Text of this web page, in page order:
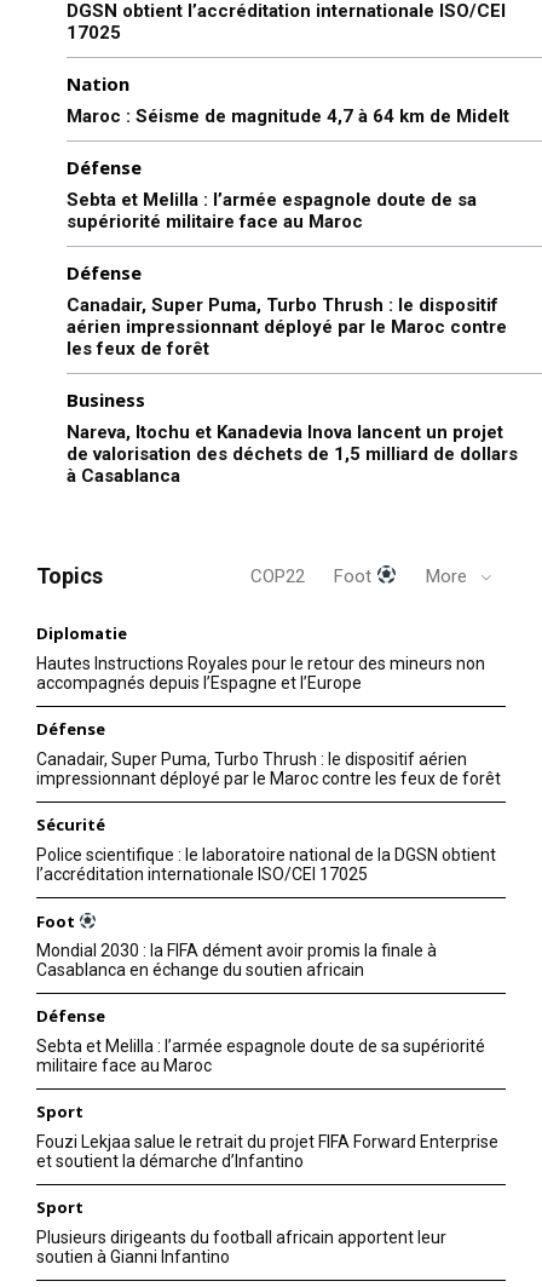
DGSN obtient l’accréditation internationale ISO/CEI
17025
Nation
Maroc : Séisme de magnitude 4,7 à 64 km de Midelt
Défense
Sebta et Melilla : l’armée espagnole doute de sa
supériorité militaire face au Maroc
Défense
Canadair, Super Puma, Turbo Thrush : le dispositif
aérien impressionnant déployé par le Maroc contre
les feux de forêt
Business
Nareva, Itochu et Kanadevia Inova lancent un projet
de valorisation des déchets de 1,5 milliard de dollars
à Casablanca
Topics COP22 Foot More
Diplomatie
Hautes Instructions Royales pour le retour des mineurs non
accompagnés depuis l’Espagne et l’Europe
Défense
Canadair, Super Puma, Turbo Thrush : le dispositif aérien
impressionnant déployé par le Maroc contre les feux de forêt
Sécurité
Police scientifique : le laboratoire national de la DGSN obtient
l’accréditation internationale ISO/CEI 17025
Foot
Mondial 2030 : la FIFA dément avoir promis la finale à
Casablanca en échange du soutien africain
Défense
Sebta et Melilla : l’armée espagnole doute de sa supériorité
militaire face au Maroc
Sport
Fouzi Lekjaa salue le retrait du projet FIFA Forward Enterprise
et soutient la démarche d’Infantino
Sport
Plusieurs dirigeants du football africain apportent leur
soutien à Gianni Infantino